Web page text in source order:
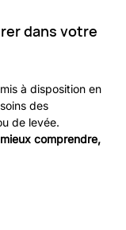
dans votre
à disposition en
des
de levée.
mieux comprendre,